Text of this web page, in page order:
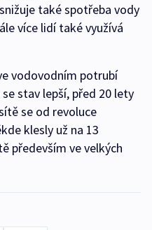
také spotřeba vody
více lidí také využívá
vodovodním potrubí
stav lepší, před 20 lety
se od revoluce
klesly už na 13
především ve velkých